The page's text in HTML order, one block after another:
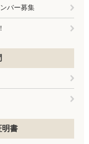
バー募集
明書